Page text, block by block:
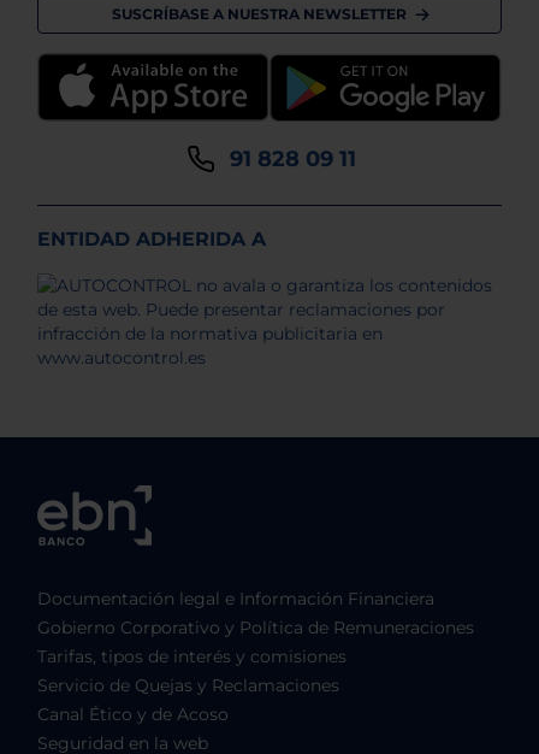
SUSCRÍBASE A NUESTRA NEWSLETTER
91 828 09 11
ENTIDAD ADHERIDA A
Documentación legal e Información Financiera
Gobierno Corporativo y Política de Remuneraciones
Tarifas, tipos de interés y comisiones
Servicio de Quejas y Reclamaciones
Canal Ético y de Acoso
Seguridad en la web